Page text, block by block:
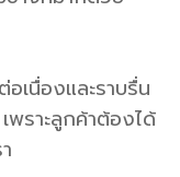
เนื่องและราบรื่น
พราะลูกค้าต้องได้